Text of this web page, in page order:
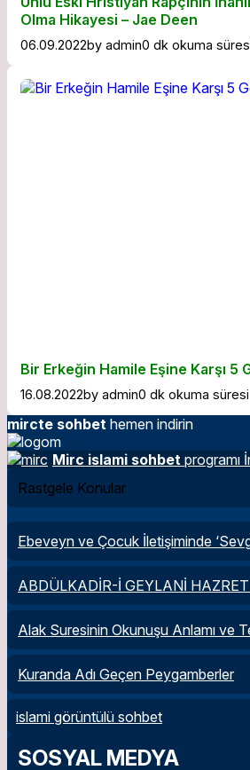
Olma Hikayesi – Jae Deen
06.09.2022by admin0 dk okuma
Bir Erkeğin Hamile Eşine Karşı 5
16.08.2022by admin0 dk okuma süresi
mircte sohbet hemen indirin
Mirc islami sohbet programı
Rastgele Konular
Ebeveyn ve Çocuk İletişiminde
ABDÜLKADİR-İ GEYLANİ
Alak Suresinin Okunuşu Anlamı ve
Kuranda Adı Geçen Peygamberler
islami görüntülü sohbet
SOSYAL MEDYA